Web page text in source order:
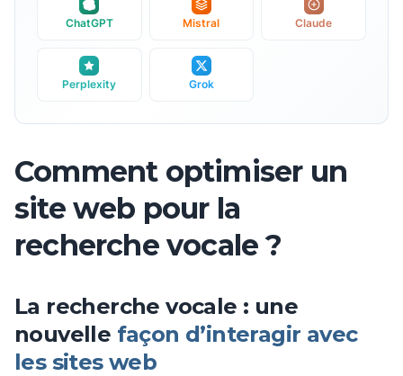
ChatGPT Mistral Claude
Perplexity Grok
Comment optimiser un
site web pour la
recherche vocale ?
La recherche vocale : une
nouvelle façon d’interagir avec
les sites web